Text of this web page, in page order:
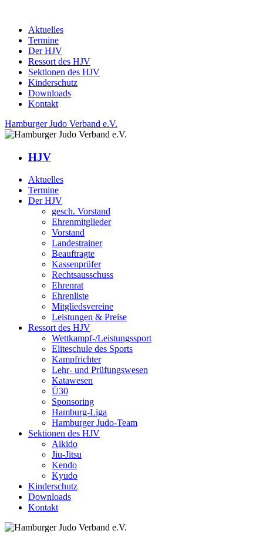
Aktuelles
Termine
Der HJV
Ressort des HJV
Sektionen des HJV
Kinderschutz
Downloads
Kontakt
Hamburger Judo Verband e.V.
HJV
Aktuelles
Termine
Der HJV
gesch. Vorstand
Ehrenmitglieder
Vorstand
Landestrainer
Beauftragte
Kassenprüfer
Rechtsausschuss
Ehrenrat
Ehrenliste
Mitgliedsvereine
Leistungen & Preise
Ressort des HJV
Wettkampf-/Leistungssport
Eliteschule des Sports
Kampfrichter
Lehr- und Prüfungswesen
Katawesen
Ü30
Sponsoring
Hamburg-Liga
Hamburger Judo-Team
Sektionen des HJV
Aikido
Jiu-Jitsu
Kendo
Kyudo
Kinderschutz
Downloads
Kontakt